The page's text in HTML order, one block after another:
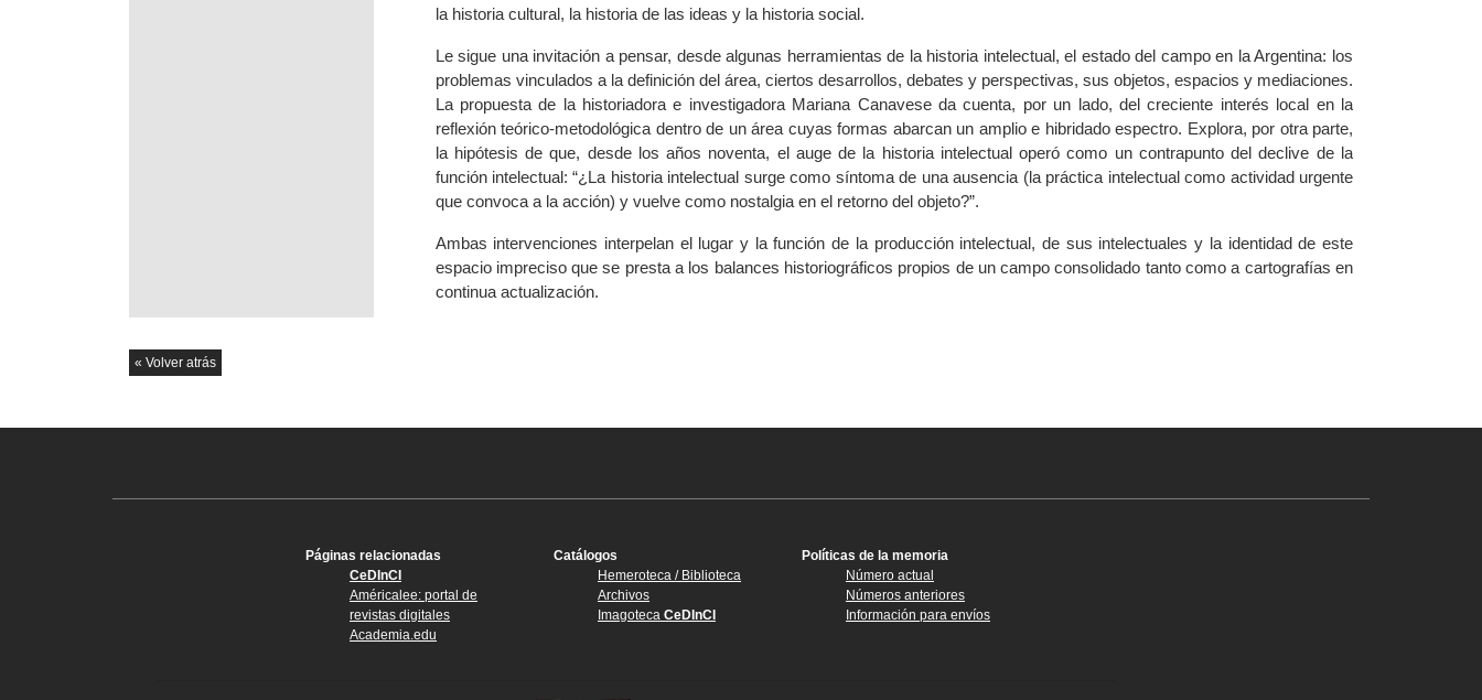
la historia cultural, la historia de las ideas y la historia social.
Le sigue una invitación a pensar, desde algunas herramientas de la historia intelectual, el estado del campo en la Argentina: los
problemas vinculados a la definición del área, ciertos desarrollos, debates y perspectivas, sus objetos, espacios y mediaciones.
La propuesta de la historiadora e investigadora Mariana Canavese da cuenta, por un lado, del creciente interés local en la
reflexión teórico-metodológica dentro de un área cuyas formas abarcan un amplio e hibridado espectro. Explora, por otra parte,
la hipótesis de que, desde los años noventa, el auge de la historia intelectual operó como un contrapunto del declive de la
función intelectual: “¿La historia intelectual surge como síntoma de una ausencia (la práctica intelectual como actividad urgente
que convoca a la acción) y vuelve como nostalgia en el retorno del objeto?”.
Ambas intervenciones interpelan el lugar y la función de la producción intelectual, de sus intelectuales y la identidad de este
espacio impreciso que se presta a los balances historiográficos propios de un campo consolidado tanto como a cartografías en
continua actualización.
« Volver atrás
Páginas relacionadas
CeDInCI
Américalee: portal de
revistas digitales
Academia.edu
Catálogos
Hemeroteca / Biblioteca
Archivos
Imagoteca CeDInCI
Políticas de la memoria
Número actual
Números anteriores
Información para envíos